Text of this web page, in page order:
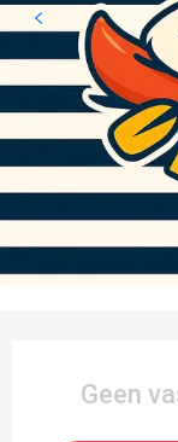
Geen